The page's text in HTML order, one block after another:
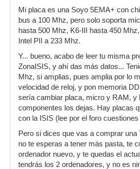
Mi placa es una Soyo 5EMA+ con
bus a 100 Mhz, pero solo soporta
hasta 500 Mhz, K6-III hasta 450
Intel PII a 233 Mhz.
Y... bueno, acabo de leer tu misma
ZonaISIS, y ahí das más datos...
Mhz, si amplias, pues amplia por lo
velocidad de reloj, y pon memoria
sería cambiar placa, micro y RAM, y
componentes los dejas. Hay placas
con la ISIS (lee por el foro
Pero si dices que vas a comprar una
no te esperas a tener más pasta, te
ordenador nuevo, y te quedas el
tendrás los 2 ordenadores, y no es